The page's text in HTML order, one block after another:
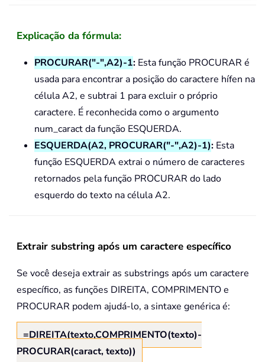
Explicação da fórmula:
PROCURAR("-",A2)-1: Esta função PROCURAR é
usada para encontrar a posição do caractere hífen na
célula A2, e subtrai 1 para excluir o próprio
caractere. É reconhecida como o argumento
num_caract da função ESQUERDA.
ESQUERDA(A2, PROCURAR("-",A2)-1): Esta
função ESQUERDA extrai o número de caracteres
retornados pela função PROCURAR do lado
esquerdo do texto na célula A2.
Extrair substring após um caractere específico
Se você deseja extrair as substrings após um caractere
específico, as funções DIREITA, COMPRIMENTO e
PROCURAR podem ajudá-lo, a sintaxe genérica é:
=DIREITA(texto,COMPRIMENTO(texto)-
PROCURAR(caract, texto))